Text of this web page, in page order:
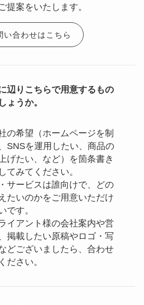
提案をいたします。
い合わせはこちら
辺りこちらで用意するもの
ょうか。
の希望（ホームページを制
SNSを運用したい、商品の
げたい、など）を箇条書き
てみてください。
サービスは誰向けで、どの
たいのかをご用意いただけ
です。
イアント様の会社案内や営
掲載したい原稿やロゴ・写
どございましたら、合わせ
ださい。